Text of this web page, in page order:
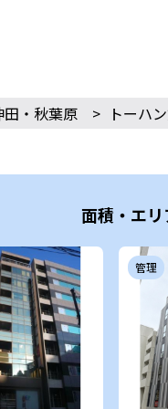
・秋葉原 > トーハ
面積・エ
管理